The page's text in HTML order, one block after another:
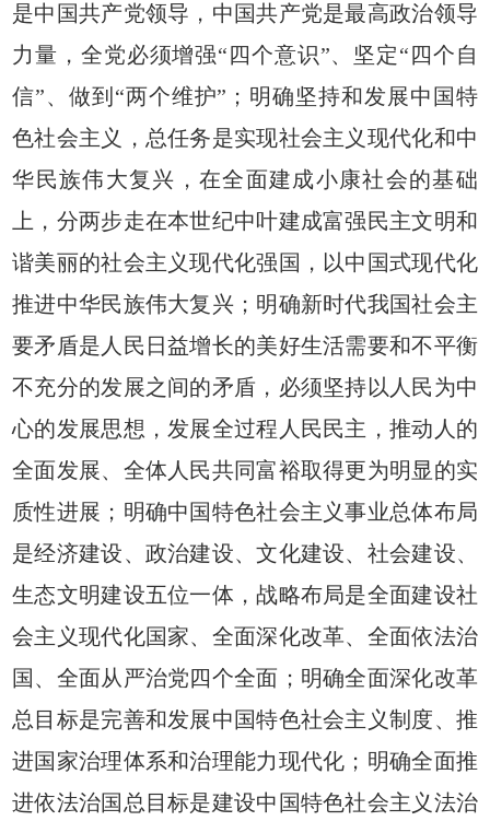
是中国共产党领导，中国共产党是最高政治领导
力量，全党必须增强“四个意识”、坚定“四个自
信”、做到“两个维护”；明确坚持和发展中国特
色社会主义，总任务是实现社会主义现代化和中
华民族伟大复兴，在全面建成小康社会的基础
上，分两步走在本世纪中叶建成富强民主文明和
谐美丽的社会主义现代化强国，以中国式现代化
推进中华民族伟大复兴；明确新时代我国社会主
要矛盾是人民日益增长的美好生活需要和不平衡
不充分的发展之间的矛盾，必须坚持以人民为中
心的发展思想，发展全过程人民民主，推动人的
全面发展、全体人民共同富裕取得更为明显的实
质性进展；明确中国特色社会主义事业总体布局
是经济建设、政治建设、文化建设、社会建设、
生态文明建设五位一体，战略布局是全面建设社
会主义现代化国家、全面深化改革、全面依法治
国、全面从严治党四个全面；明确全面深化改革
总目标是完善和发展中国特色社会主义制度、推
进国家治理体系和治理能力现代化；明确全面推
进依法治国总目标是建设中国特色社会主义法治